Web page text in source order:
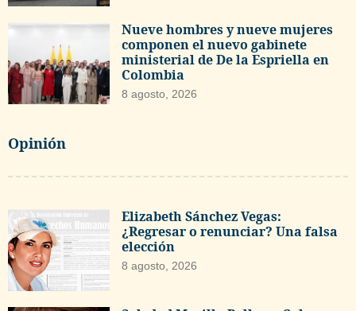
Nueve hombres y nueve mujeres
componen el nuevo gabinete
ministerial de De la Espriella en
Colombia
8 agosto, 2026
Opinión
Elizabeth Sánchez Vegas:
¿Regresar o renunciar? Una falsa
elección
8 agosto, 2026